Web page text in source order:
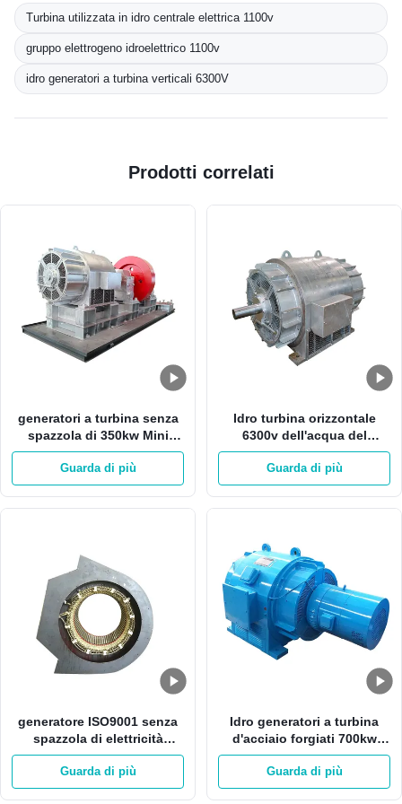
Turbina utilizzata in idro centrale elettrica 1100v
gruppo elettrogeno idroelettrico 1100v
idro generatori a turbina verticali 6300V
Prodotti correlati
generatori a turbina senza
spazzola di 350kw Mini
Hydroelectric Generator
400v idro
Guarda di più
Idro turbina orizzontale
6300v dell'acqua del
generatore di corrente
2000kw
Guarda di più
generatore ISO9001 senza
spazzola di elettricità
dell'acqua 750kw con
Bobina di rame
Guarda di più
Idro generatori a turbina
d'acciaio forgiati 700kw
Pelton Francis And Kaplan
Turbine
Guarda di più